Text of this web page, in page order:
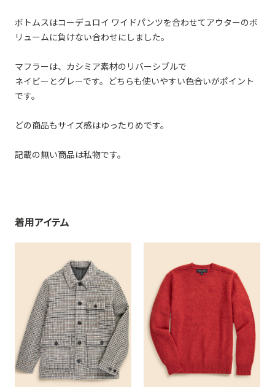
ボトムスはコーデュロイ ワイドパンツを合わせてアウターのボ
リュームに負けない合わせにしました。
マフラーは、カシミア素材のリバーシブルで
ネイビーとグレーです。どちらも使いやすい色合いがポイント
です。
どの商品もサイズ感はゆったりめです。
記載の無い商品は私物です。
着用アイテム